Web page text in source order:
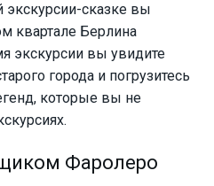
экскурсии-сказке вы
квартале Берлина
экскурсии вы увидите
города и погрузитесь
которые вы не
Фаролеро